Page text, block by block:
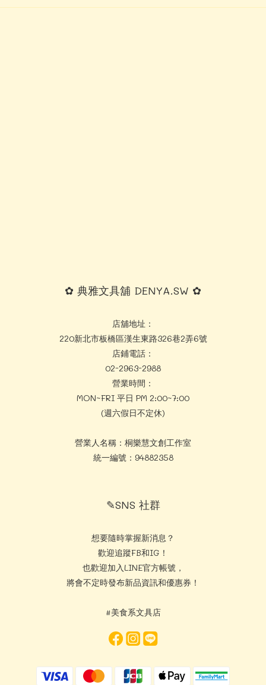
✿ 典雅文具舖 DENYA.SW ✿
店舖地址：
220新北市板橋區漢生東路326巷2弄6號
店鋪電話：
02-2963-2988
營業時間：
MON~FRI 平日 PM 2:00~7:00
(週六假日不定休)
營業人名稱：桐樂慧文創工作室
統一編號：94882358
✎SNS 社群
想要隨時掌握新消息？
歡迎追蹤FB和IG！
也歡迎加入LINE官方帳號，
將會不定時發布新品資訊和優惠券！
#美食系文具店